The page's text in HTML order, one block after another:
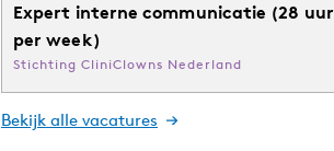
Expert interne communicatie (28 uur
per week)
Stichting CliniClowns Nederland
Bekijk alle vacatures